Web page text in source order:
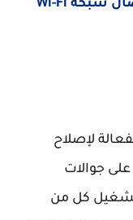
كيفية تحسين إشارة واتصال شبكة Wi-Fi
لإصلاح
جوالات
تشغيل كل من